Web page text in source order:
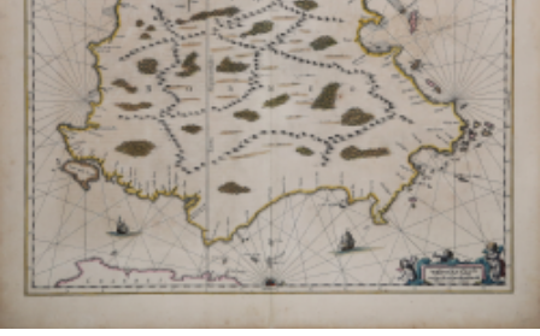
Anno:
1659 ca.
Luogo di Stampa:
Amsterdam
Prezzo
700,00 €
 Anteprima
DESCRIZIONE